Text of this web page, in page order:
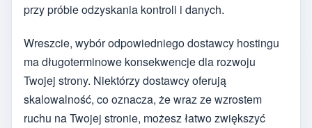
przy próbie odzyskania kontroli i danych.
Wreszcie, wybór odpowiedniego dostawcy hostingu
ma długoterminowe konsekwencje dla rozwoju
Twojej strony. Niektórzy dostawcy oferują
skalowalność, co oznacza, że wraz ze wzrostem
ruchu na Twojej stronie, możesz łatwo zwiększyć